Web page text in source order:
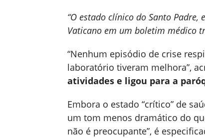
“O estado clínico do Santo
Vaticano em um boletim médico
“Nenhum episódio de crise
laboratório tiveram melhora”,
atividades e ligou para a
Embora o estado “crítico” de
um tom menos dramático do
não é preocupante”, é